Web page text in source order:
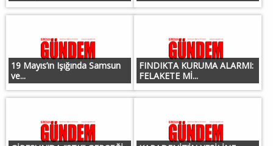
19 Mayıs’ın Işığında Samsun
ve...
FINDIKTA KURUMA ALARMI:
FELAKETE Mİ...